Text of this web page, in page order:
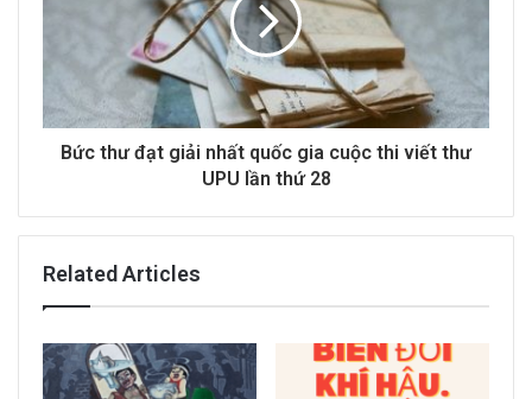
Bức thư đạt giải nhất quốc gia cuộc thi viết thư
UPU lần thứ 28
Related Articles